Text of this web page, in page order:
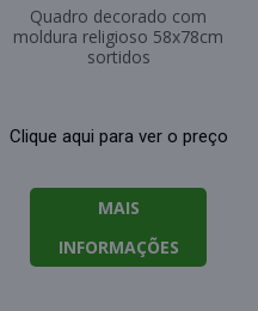
Quadro decorado com
moldura religioso 58x78cm
sortidos
Clique aqui para ver o preço
MAIS
INFORMAÇÕES